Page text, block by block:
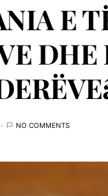
E
NO COMMENTS